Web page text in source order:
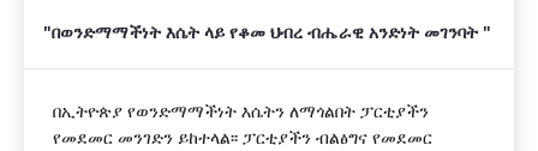
"በወንድማማችነት እሴት ላይ የቆመ ህብረ ብሔራዊ አንድነት መገንባት "
በኢትዮጵያ የወንድማማችነት እሴትን ለማጎልበት ፓርቲያችን
የመደመር መንገድን ይከተላል፡፡ ፓርቲያችን ብልፅግና የመደመር